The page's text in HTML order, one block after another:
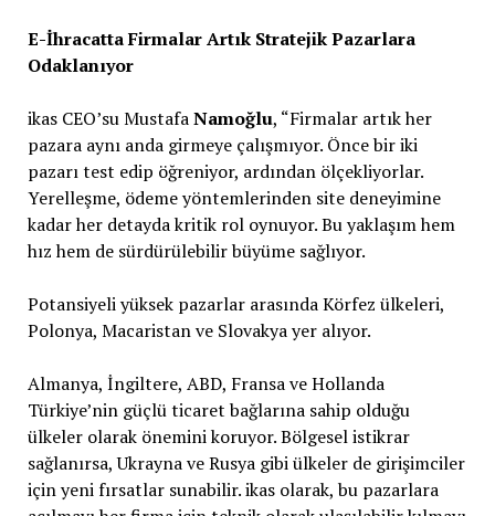
E-İhracatta Firmalar Artık Stratejik Pazarlara
Odaklanıyor
ikas CEO’su MustafaNamoğlu, “Firmalar artık her
pazara aynı anda girmeye çalışmıyor. Önce bir iki
pazarı test edip öğreniyor, ardından ölçekliyorlar.
Yerelleşme, ödeme yöntemlerinden site deneyimine
kadar her detayda kritik rol oynuyor. Bu yaklaşım hem
hız hem de sürdürülebilir büyüme sağlıyor.
Potansiyeli yüksek pazarlar arasında Körfez ülkeleri,
Polonya, Macaristan ve Slovakya yer alıyor.
Almanya, İngiltere, ABD, Fransa ve Hollanda
Türkiye’nin güçlü ticaret bağlarına sahip olduğu
ülkeler olarak önemini koruyor. Bölgesel istikrar
sağlanırsa, Ukrayna ve Rusya gibi ülkeler de girişimciler
için yeni fırsatlar sunabilir. ikas olarak, bu pazarlara